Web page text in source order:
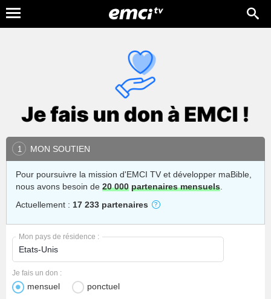
1 MON SOUTIEN
Pour poursuivre la mission d'EMCI TV et développer maBible,
nous avons besoin de 20 000 partenaires mensuels.
Actuellement : 17 233 partenaires
Mon pays de résidence :
mensuel ponctuel
Je fais un don :